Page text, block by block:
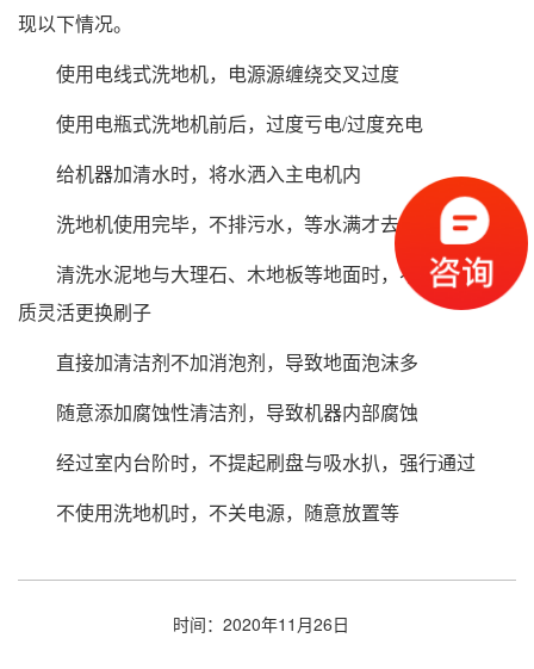
现以下情况。
使用电线式洗地机，电源源缠绕交叉过度
使用电瓶式洗地机前后，过度亏电/过度充电
给机器加清水时，将水洒入主电机内
洗地机使用完毕，不排污水，等水满才去排放
清洗水泥地与大理石、木地板等地面时，不根据地面材
质灵活更换刷子
直接加清洁剂不加消泡剂，导致地面泡沫多
随意添加腐蚀性清洁剂，导致机器内部腐蚀
经过室内台阶时，不提起刷盘与吸水扒，强行通过
不使用洗地机时，不关电源，随意放置等
时间：2020年11月26日